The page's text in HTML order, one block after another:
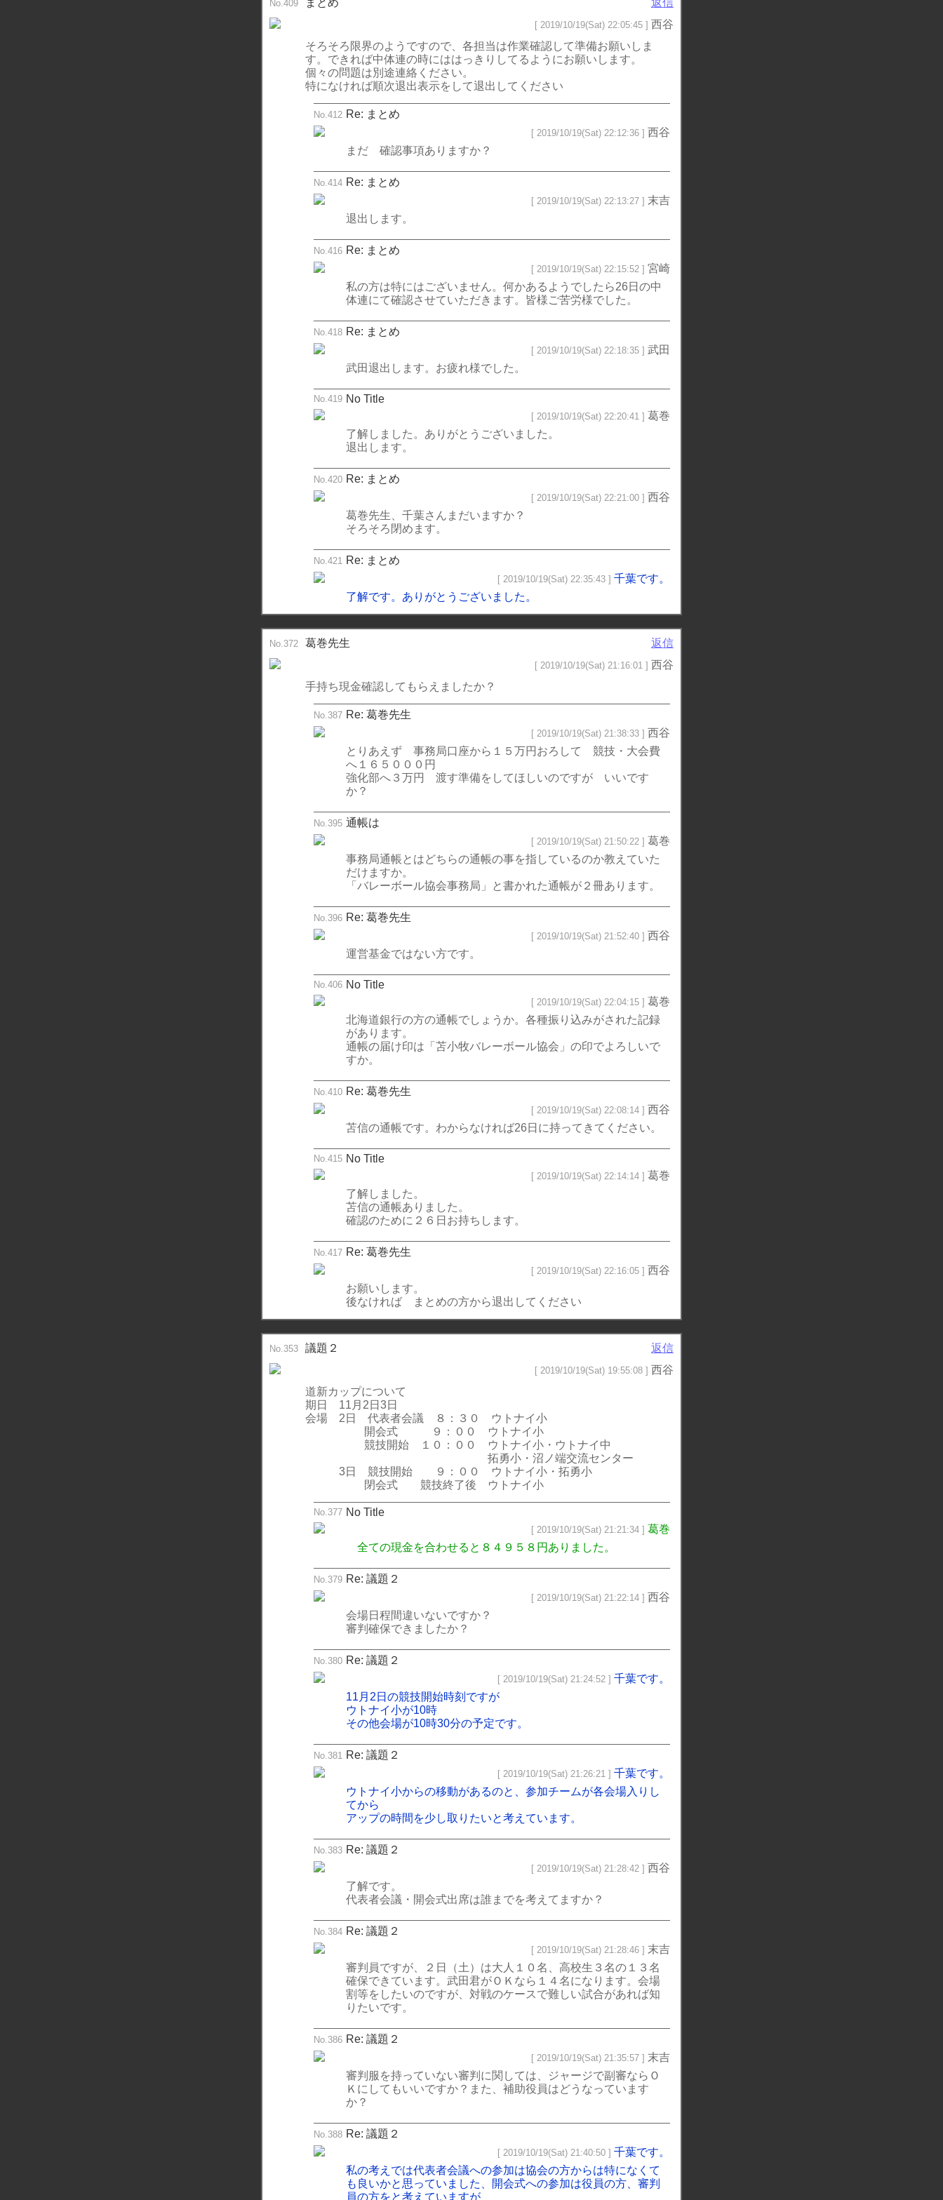
No.409 まとめ 返信
[ 2019/10/19(Sat) 22:05:45 ] 西谷
そろそろ限界のようですので、各担当は作業確認して準備お願いしま
す。できれば中体連の時にははっきりしてるようにお願いします。
個々の問題は別途連絡ください。
特になければ順次退出表示をして退出してください
No.412 Re: まとめ
[ 2019/10/19(Sat) 22:12:36 ] 西谷
まだ 確認事項ありますか？
No.414 Re: まとめ
[ 2019/10/19(Sat) 22:13:27 ] 末吉
退出します。
No.416 Re: まとめ
[ 2019/10/19(Sat) 22:15:52 ] 宮崎
私の方は特にはございません。何かあるようでしたら26日の中
体連にて確認させていただきます。皆様ご苦労様でした。
No.418 Re: まとめ
[ 2019/10/19(Sat) 22:18:35 ] 武田
武田退出します。お疲れ様でした。
No.419 No Title
[ 2019/10/19(Sat) 22:20:41 ] 葛巻
了解しました。ありがとうございました。
退出します。
No.420 Re: まとめ
[ 2019/10/19(Sat) 22:21:00 ] 西谷
葛巻先生、千葉さんまだいますか？
そろそろ閉めます。
No.421 Re: まとめ
[ 2019/10/19(Sat) 22:35:43 ] 千葉です。
了解です。ありがとうございました。
No.372 葛巻先生 返信
[ 2019/10/19(Sat) 21:16:01 ] 西谷
手持ち現金確認してもらえましたか？
No.387 Re: 葛巻先生
[ 2019/10/19(Sat) 21:38:33 ] 西谷
とりあえず 事務局口座から１５万円おろして 競技・大会費
へ１６５０００円
強化部へ３万円 渡す準備をしてほしいのですが いいです
か？
No.395 通帳は
[ 2019/10/19(Sat) 21:50:22 ] 葛巻
事務局通帳とはどちらの通帳の事を指しているのか教えていた
だけますか。
「バレーボール協会事務局」と書かれた通帳が２冊あります。
No.396 Re: 葛巻先生
[ 2019/10/19(Sat) 21:52:40 ] 西谷
運営基金ではない方です。
No.406 No Title
[ 2019/10/19(Sat) 22:04:15 ] 葛巻
北海道銀行の方の通帳でしょうか。各種振り込みがされた記録
があります。
通帳の届け印は「苫小牧バレーボール協会」の印でよろしいで
すか。
No.410 Re: 葛巻先生
[ 2019/10/19(Sat) 22:08:14 ] 西谷
苫信の通帳です。わからなければ26日に持ってきてください。
No.415 No Title
[ 2019/10/19(Sat) 22:14:14 ] 葛巻
了解しました。
苫信の通帳ありました。
確認のために２６日お持ちします。
No.417 Re: 葛巻先生
[ 2019/10/19(Sat) 22:16:05 ] 西谷
お願いします。
後なければ まとめの方から退出してください
No.353 議題２ 返信
[ 2019/10/19(Sat) 19:55:08 ] 西谷
道新カップについて
期日 11月2日3日
会場 2日 代表者会議 ８：３０ ウトナイ小
開会式 ９：００ ウトナイ小
競技開始 １０：００ ウトナイ小・ウトナイ中
拓勇小・沼ノ端交流センター
3日 競技開始 ９：００ ウトナイ小・拓勇小
閉会式 競技終了後 ウトナイ小
No.377 No Title
[ 2019/10/19(Sat) 21:21:34 ] 葛巻
全ての現金を合わせると８４９５８円ありました。
No.379 Re: 議題２
[ 2019/10/19(Sat) 21:22:14 ] 西谷
会場日程間違いないですか？
審判確保できましたか？
No.380 Re: 議題２
[ 2019/10/19(Sat) 21:24:52 ] 千葉です。
11月2日の競技開始時刻ですが
ウトナイ小が10時
その他会場が10時30分の予定です。
No.381 Re: 議題２
[ 2019/10/19(Sat) 21:26:21 ] 千葉です。
ウトナイ小からの移動があるのと、参加チームが各会場入りし
てから
アップの時間を少し取りたいと考えています。
No.383 Re: 議題２
[ 2019/10/19(Sat) 21:28:42 ] 西谷
了解です。
代表者会議・開会式出席は誰までを考えてますか？
No.384 Re: 議題２
[ 2019/10/19(Sat) 21:28:46 ] 末吉
審判員ですが、２日（土）は大人１０名、高校生３名の１３名
確保できています。武田君がＯＫなら１４名になります。会場
割等をしたいのですが、対戦のケースで難しい試合があれば知
りたいです。
No.386 Re: 議題２
[ 2019/10/19(Sat) 21:35:57 ] 末吉
審判服を持っていない審判に関しては、ジャージで副審ならＯ
Ｋにしてもいいですか？また、補助役員はどうなっています
か？
No.388 Re: 議題２
[ 2019/10/19(Sat) 21:40:50 ] 千葉です。
私の考えでは代表者会議への参加は協会の方からは特になくて
も良いかと思っていました、開会式への参加は役員の方、審判
員の方をと考えていますが